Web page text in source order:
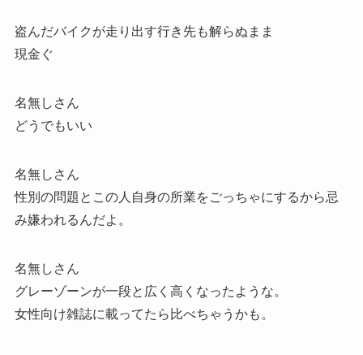
盗んだバイクが走り出す行き先も解らぬまま
現金ぐ
名無しさん
どうでもいい
名無しさん
性別の問題とこの人自身の所業をごっちゃにするから忌
み嫌われるんだよ。
名無しさん
グレーゾーンが一段と広く高くなったような。
女性向け雑誌に載ってたら比べちゃうかも。